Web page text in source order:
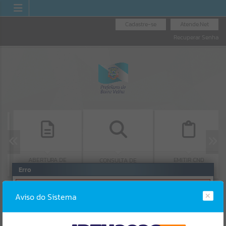
Atende.Net
Cadastre-se
Recuperar Senha
ABERTURA DE
PROTOCOLO
CONSULTA DE
EMITIR CND
Aviso do Sistema
Erro
EST-000040
Ocorreu um erro de script:
Uncaught SyntaxError: Unexpected token '('